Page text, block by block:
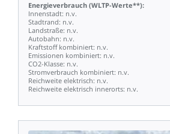
Energieverbrauch (WLTP-Werte**):
Innenstadt: n.v.
Stadtrand: n.v.
Landstraße: n.v.
Autobahn: n.v.
Kraftstoff kombiniert: n.v.
Emissionen kombiniert: n.v.
CO2-Klasse: n.v.
Stromverbrauch kombiniert: n.v.
Reichweite elektrisch: n.v.
Reichweite elektrisch innerorts: n.v.